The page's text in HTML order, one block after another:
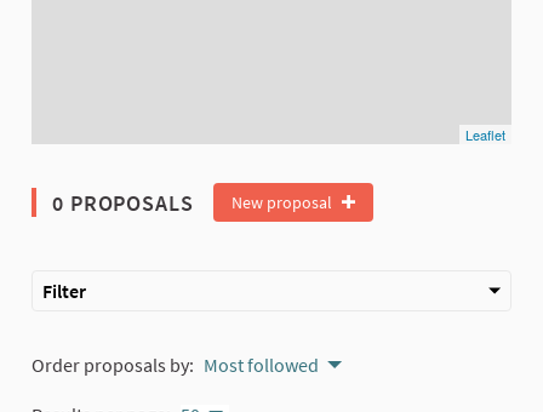
Leaflet
0 PROPOSALS New proposal
Filter
Order proposals by: Most followed